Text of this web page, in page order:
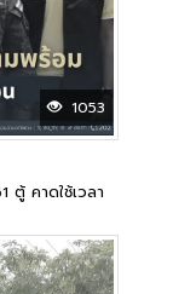
1053
ตู้ คาดใช้เวลา